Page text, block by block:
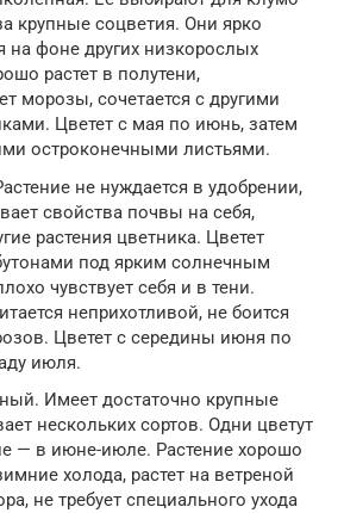
крупные соцветия. Они ярко
на фоне других низкорослых
растет в полутени,
морозы, сочетается с другими
Цветет с мая по июнь, затем
остроконечными листьями.
не нуждается в удобрении,
свойства почвы на себя,
растения цветника. Цветет
под ярким солнечным
чувствует себя и в тени.
неприхотливой, не боится
Цветет с середины июня по
июля.
Имеет достаточно крупные
нескольких сортов. Одни цветут
— в июне-июле. Растение хорошо
холода, растет на ветреной
не требует специального ухода